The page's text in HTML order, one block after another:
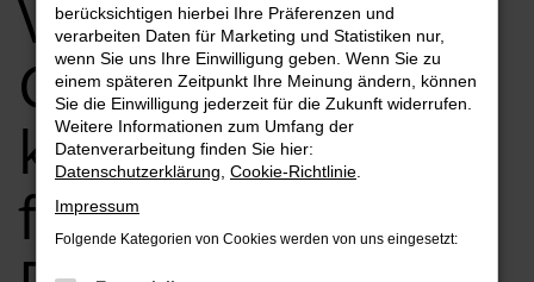
VW Touran
Gebrauchtwagen
kaufen, leasen,
finanzieren für
berücksichtigen hierbei Ihre Präferenzen und
verarbeiten Daten für Marketing und Statistiken nur,
wenn Sie uns Ihre Einwilligung geben. Wenn Sie zu
einem späteren Zeitpunkt Ihre Meinung ändern, können
Sie die Einwilligung jederzeit für die Zukunft widerrufen.
Weitere Informationen zum Umfang der
Datenverarbeitung finden Sie hier:
Datenschutzerklärung Cookie-Richtlinie
Impressum
Folgende Kategorien von Cookies werden von uns eingesetzt: